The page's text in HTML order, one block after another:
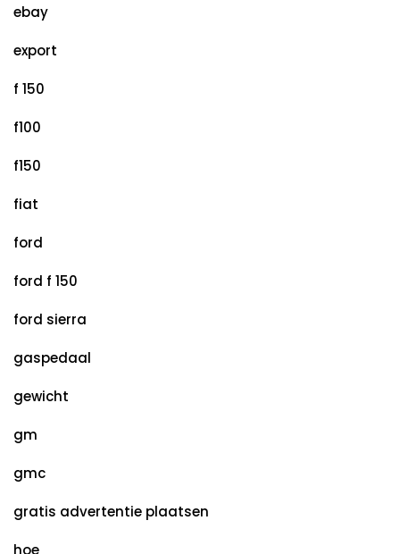
ebay
export
f 150
f100
f150
fiat
ford
ford f 150
ford sierra
gaspedaal
gewicht
gm
gmc
gratis advertentie plaatsen
hoe